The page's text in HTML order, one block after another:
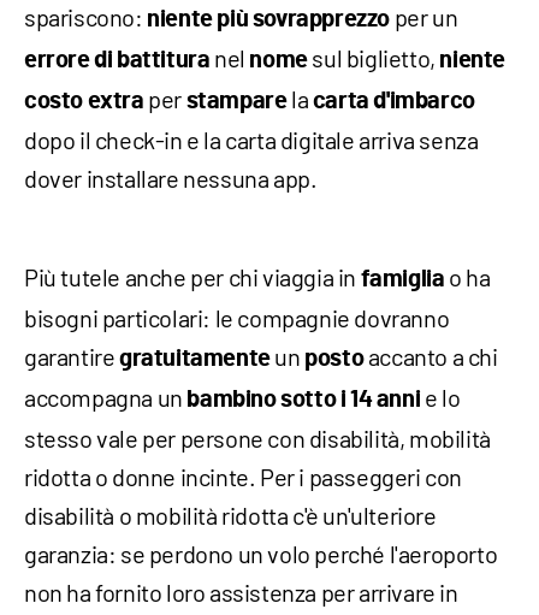
spariscono: niente più sovrapprezzo per un
errore di battitura nel nomesul biglietto, niente
costo extra per stamparela carta d'imbarco
dopo il check-in e la carta digitale arriva senza
dover installare nessuna app.
Più tutele anche per chi viaggia in famiglia o ha
bisogni particolari: le compagnie dovranno
garantire gratuitamenteun postoaccanto a chi
accompagna un bambino sotto i 14 anni e lo
stesso vale per persone con disabilità, mobilità
ridotta o donne incinte. Per i passeggeri con
disabilità o mobilità ridotta c'è un'ulteriore
garanzia: se perdono un volo perché l'aeroporto
non ha fornito loro assistenza per arrivare in